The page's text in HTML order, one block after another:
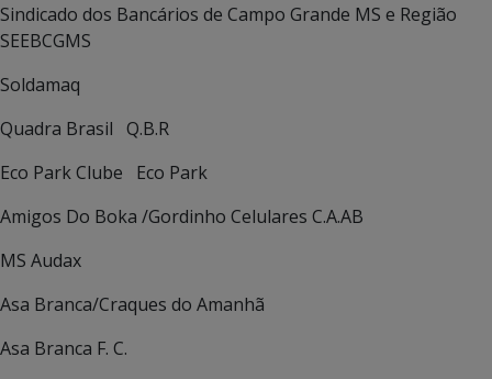
Sindicado dos Bancários de Campo Grande MS e Região
SEEBCGMS
Soldamaq
Quadra Brasil Q.B.R
Eco Park Clube Eco Park
Amigos Do Boka /Gordinho Celulares C.A.AB
MS Audax
Asa Branca/Craques do Amanhã
Asa Branca F. C.